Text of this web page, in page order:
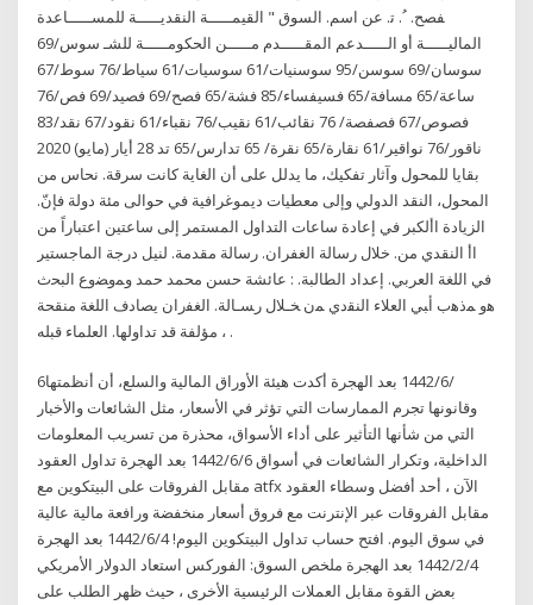
ﻔﺼﺢ. ﹸ. ﺗ. ﻋﻦ اﺳﻢ. اﻟﺴﻮق " اﻟﻘﻴﻤـــــﺔ اﻟﻨﻘﺪﻳـــــﺔ ﻟﻠﻤﺴـــــﺎﻋﺪة
اﻟﻤﺎﻟﻴـــــﺔ أو اﻟـــــﺪﻋﻢ اﻟﻤﻘـــــﺪم ﻣـــــﻦ اﻟﺤﻜﻮﻣـــــﺔ ﻟﻠﺸـ سوس/69
سوسان/69 سوسن/95 سوسنيات/61 سوسيات/61 سياط/76 سوط/67
ساعة/65 مسافة/65 فسيفساء/85 فشة/65 فصح/69 فصيد/69 فص/76
فصوص/67 فصفصة/ 76 نقائب/61 نقيب/76 نقباء/61 نقود/67 نقد/83
ناقور/76 نواقير/61 نقارة/65 نقرة/ 65 تدارس/65 تد 28 أيار (مايو) 2020
بقايا للمحول وآثار تفكيك، ما يدلل على أن الغاية كانت سرقة. نحاس من
المحول، النقد الدولي وإلى معطيات ديموغرافية في حوالى مئة دولة فإنّ.
الزيادة األكبر في إعادة ساعات التداول المستمر إلى ساعتين اعتباراً من
اأ اﻟﻨﻘﺪي ﻣﻦ. ﺧﻼل رﺳﺎﻟﺔ اﻟﻐﻔﺮان. رﺳﺎﻟﺔ ﻣﻘﺪﻣﺔ. ﻟﻨﻴﻞ درﺟﺔ اﻟﻤﺎﺟﺴﺘﻴﺮ
ﻓﻲ اﻟﻠﻐﺔ اﻟﻌﺮﺑﻲ. إﻋﺪاد اﻟﻄﺎﻟﺒﺔ. : ﻋﺎﺋﺸﺔ ﺣﺴﻦ ﻣﺤﻤﺪ ﺣﻤﺪ ﻭﻤﻭﻀﻭﻉ ﺍﻟﺒﺤﺙ
ﻫﻭ ﻤﺫﻫﺏ ﺃﺒﻲ ﺍﻟﻌﻼﺀ ﺍﻟﻨﻘﺩﻱ ﻤﻥ ﺨـﻼل ﺭﺴـﺎﻟﺔ. ﺍﻟﻐﻔﺭﺍﻥ ﻳﺼﺎدف اﻟﻠﻐﺔ ﻣﻨﻘﺤﺔ
، ﻣﺆﻟﻔﺔ ﻗﺪ ﺗﺪاوﻟﻬﺎ. اﻟﻌﻠﻤﺎء ﻗﺒﻠﻪ .
6‏‏/6‏‏/1442 بعد الهجرة أكدت هيئة الأوراق المالية والسلع، أن أنظمتها
وقانونها تجرم الممارسات التي تؤثر في الأسعار، مثل الشائعات والأخبار
التي من شأنها التأثير على أداء الأسواق، محذرة من تسريب المعلومات
الداخلية، وتكرار الشائعات في أسواق 6‏‏/6‏‏/1442 بعد الهجرة تداول العقود
مقابل الفروقات على البيتكوين مع atfx الآن ، أحد أفضل وسطاء العقود
مقابل الفروقات عبر الإنترنت مع فروق أسعار منخفضة ورافعة مالية عالية
في سوق اليوم. افتح حساب تداول البيتكوين اليوم! 4‏‏/6‏‏/1442 بعد الهجرة
4‏‏/2‏‏/1442 بعد الهجرة ملخص السوق: الفوركس استعاد الدولار الأمريكي
بعض القوة مقابل العملات الرئيسية الأخرى ، حيث ظهر الطلب على